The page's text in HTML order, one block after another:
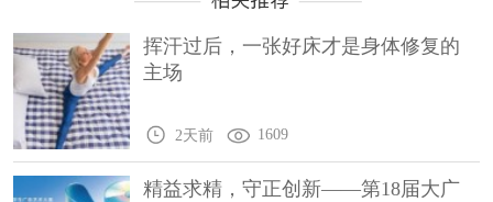
挥汗过后，一张好床才是身体修复的
主场
2天前 1609
精益求精，守正创新——第18届大广